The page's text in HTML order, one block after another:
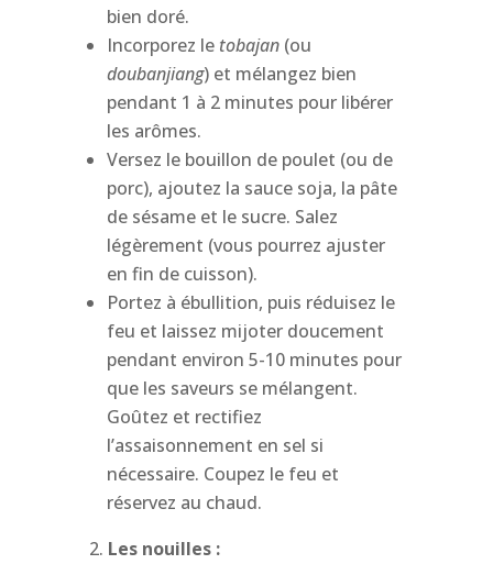
bien doré.
Incorporez le tobajan(ou
doubanjiang) et mélangez bien
pendant 1 à 2 minutes pour libérer
les arômes.
Versez le bouillon de poulet (ou de
porc), ajoutez la sauce soja, la pâte
de sésame et le sucre. Salez
légèrement (vous pourrez ajuster
en fin de cuisson).
Portez à ébullition, puis réduisez le
feu et laissez mijoter doucement
pendant environ 5-10 minutes pour
que les saveurs se mélangent.
Goûtez et rectifiez
l’assaisonnement en sel si
nécessaire. Coupez le feu et
réservez au chaud.
Les nouilles :